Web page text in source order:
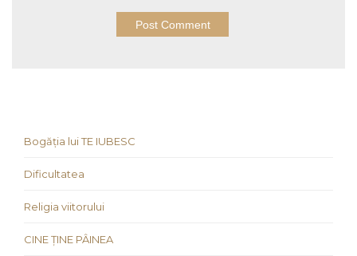
Bogăția lui TE IUBESC
Dificultatea
Religia viitorului
CINE ȚINE PÂINEA